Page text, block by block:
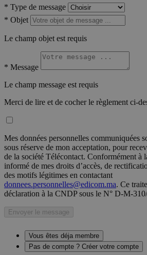
* Type de message
* Objet
Le champ objet est requis
* Message
Le champ message est requis
Merci de lire et de cocher le règlement ci-
Mes données personnelles communiquées
sous réserve de mon acceptation, pour
de la société Télécontact. Conformément à
informé de mes droits d’accès, de
des motifs légitimes en contactant
donnees.personnelles@edicom.ma. Ce
déclaration à la CNDP sous le N° D-M-
Envoyer le message
Vous êtes déja membre
Pas de compte ? Créer votre compte